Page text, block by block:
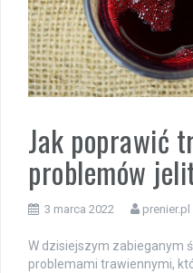
Jak poprawić
problemów
3 marca 2022 prenier.pl
W dzisiejszym zabieganym
problemami trawiennymi,